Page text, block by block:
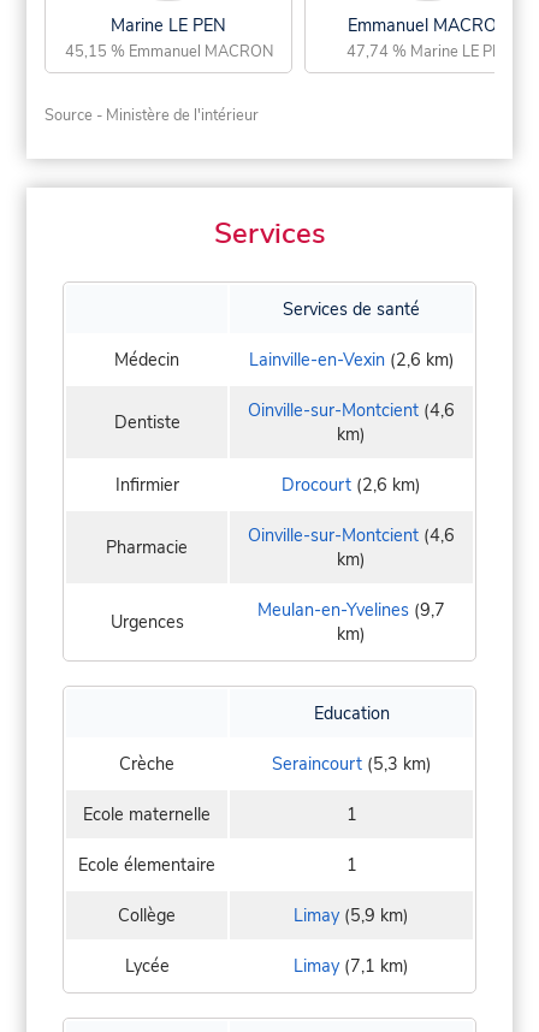
Marine LE PEN
45,15 % Emmanuel MACRON
Emmanuel MACRON
47,74 % Marine LE PEN
Source - Ministère de l'intérieur
Services
Services de santé
Médecin Lainville-en-Vexin(2,6 km)
Dentiste Oinville-sur-Montcient (4,6
km)
Infirmier Drocourt (2,6 km)
Pharmacie Oinville-sur-Montcient (4,6
km)
Urgences Meulan-en-Yvelines (9,7
km)
Education
Crèche Seraincourt(5,3 km)
Ecole maternelle 1
Ecole élementaire 1
Collège Limay (5,9 km)
Lycée Limay (7,1 km)